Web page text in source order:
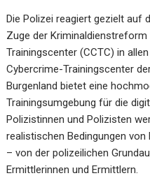
Die Polizei reagiert gezielt auf
Zuge der
Trainingscenter (CCTC) in
Cybercrime-Trainingscenter
Burgenland bietet eine
Trainingsumgebung für die
Polizistinnen und Polizisten
realistischen Bedingungen
– von der polizeilichen
Ermittlerinnen und Ermittlern.